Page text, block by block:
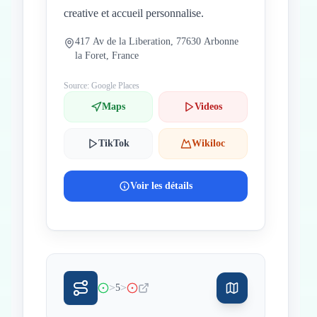
creative et accueil personnalise.
417 Av de la Liberation, 77630 Arbonne
la Foret, France
Source: Google Places
Maps Videos
TikTok Wikiloc
Voir les détails
>5>